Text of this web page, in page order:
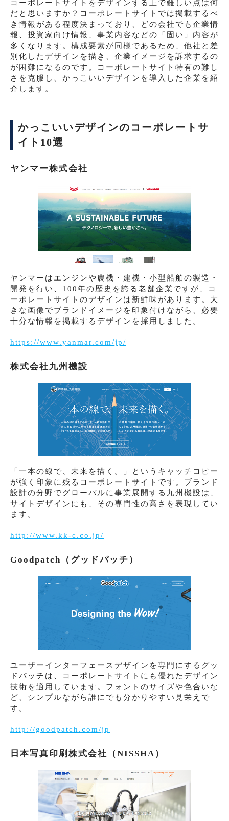
コーポレートサイトをデザインする上で難しい点は何
だと思いますか？コーポレートサイトでは掲載するべ
き情報がある程度決まっており、どの会社でも企業情
報、投資家向け情報、事業内容などの「固い」内容が
多くなります。構成要素が同様であるため、他社と差
別化したデザインを描き、企業イメージを訴求するの
が困難になるのです。コーポレートサイト特有の難し
さを克服し、かっこいいデザインを導入した企業を紹
介します。
かっこいいデザインのコーポレートサ
イト10選
ヤンマー株式会社
ヤンマーはエンジンや農機・建機・小型船舶の製造・
開発を行い、100年の歴史を誇る老舗企業ですが、コ
ーポレートサイトのデザインは新鮮味があります。大
きな画像でブランドイメージを印象付けながら、必要
十分な情報を掲載するデザインを採用しました。
https://www.yanmar.com/jp/
株式会社九州機設
「一本の線で、未来を描く。」というキャッチコピー
が強く印象に残るコーポレートサイトです。ブランド
設計の分野でグローバルに事業展開する九州機設は、
サイトデザインにも、その専門性の高さを表現してい
ます。
http://www.kk-c.co.jp/
Goodpatch（グッドパッチ）
ユーザーインターフェースデザインを専門にするグッ
ドパッチは、コーポレートサイトにも優れたデザイン
技術を適用しています。フォントのサイズや色合いな
ど、シンプルながら誰にでも分かりやすい見栄えで
す。
http://goodpatch.com/jp
日本写真印刷株式会社（NISSHA）